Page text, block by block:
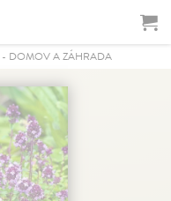
- DOMOV A ZÁHRADA